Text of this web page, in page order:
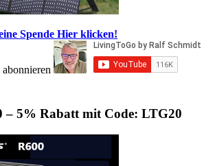
Spende Hier klicken!
– 5% Rabatt mit Code: LTG20